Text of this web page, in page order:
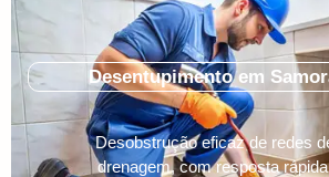
Desentupimento em
Desobstrução eficaz de redes
drenagem, com resposta